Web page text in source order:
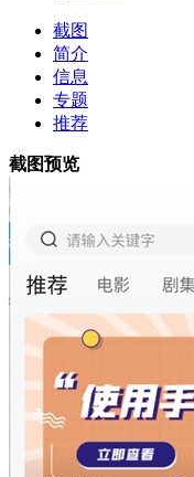
截图
简介
信息
专题
推荐
截图预览